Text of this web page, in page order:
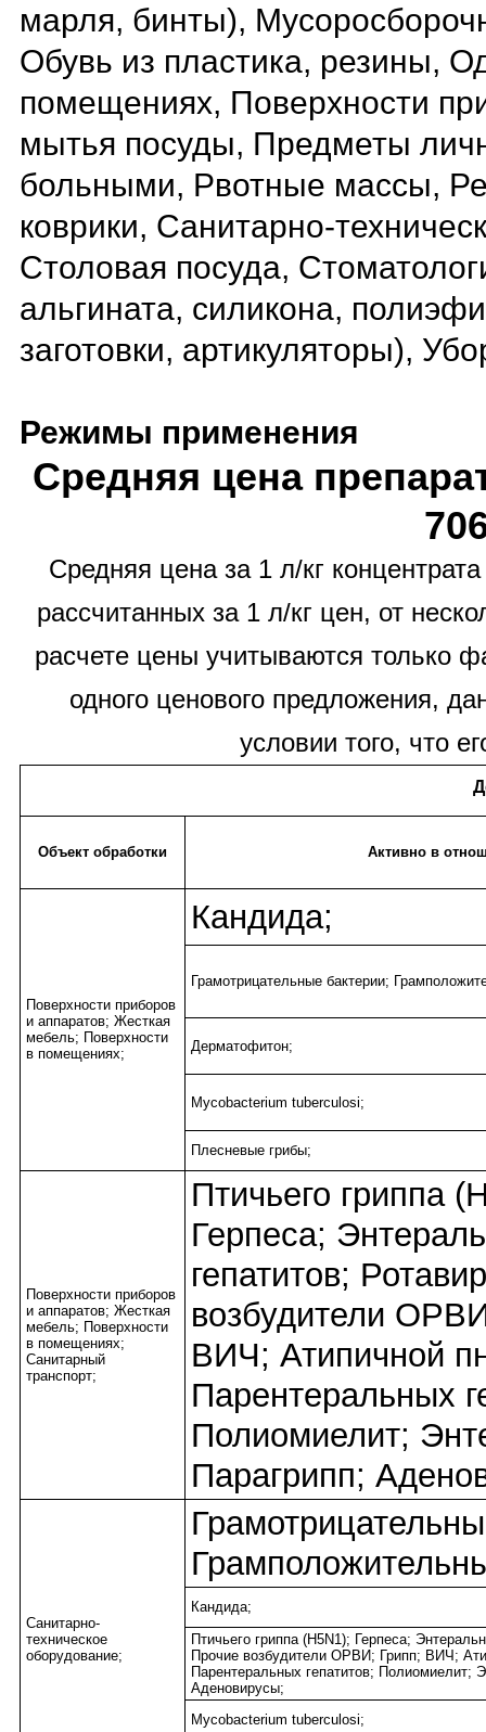
марля, бинты),
Обувь из пластика, резины,
помещениях, Поверхности
мытья посуды, Предметы
больными, Рвотные массы,
коврики, Санитарно-
Столовая посуда,
альгината, силикона,
заготовки, артикуляторы),
Режимы применения
Средняя цена
Средняя цена за 1 л/кг
рассчитанных за 1 л/кг цен, от
расчете цены учитываются только
одного ценового предложения,
условии того, что
Объект обработки Активно в
Поверхности приборов
и аппаратов; Жесткая
мебель; Поверхности
в помещениях;
Кандида;
Грамотрицательные бактерии;
Дерматофитон;
Mycobacterium tuberculosi;
Плесневые грибы;
Поверхности приборов
и аппаратов; Жесткая
мебель; Поверхности
в помещениях;
Санитарный
транспорт;
Птичьего гриппа
Герпеса;
гепатитов;
возбудители
ВИЧ; Атипичной
Парентеральных
Полиомиелит;
Парагрипп;
Санитарно-
техническое
оборудование;
Кандида;
Птичьего гриппа (H5N1); Герпеса;
Прочие возбудители ОРВИ; Грипп; ВИЧ;
Парентеральных гепатитов; Полиомиелит;
Аденовирусы;
Mycobacterium tuberculosi;